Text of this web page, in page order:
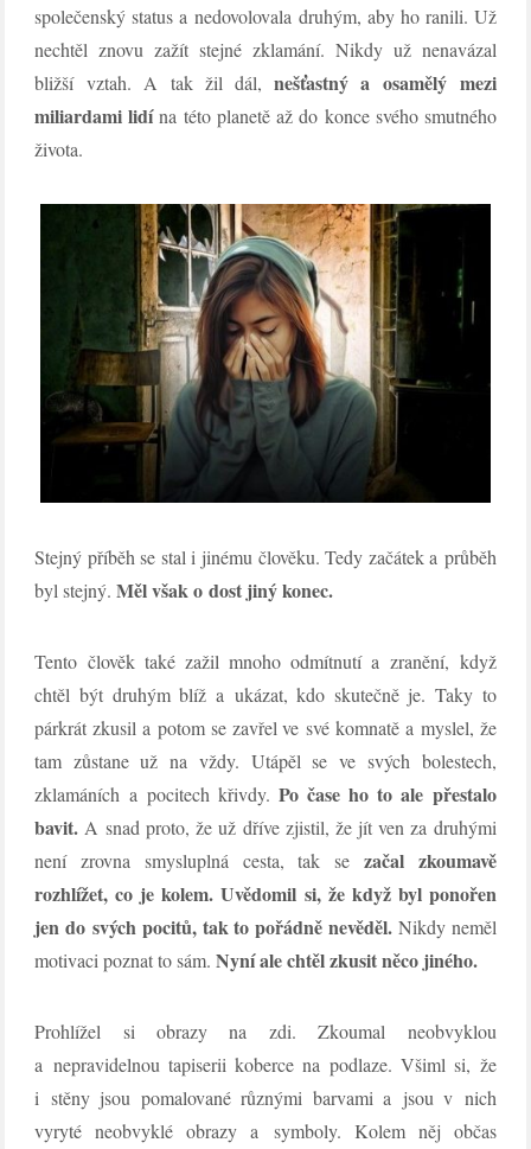
společenský status a nedovolovala druhým, aby ho ranili. Už
nechtěl znovu zažít stejné zklamání. Nikdy už nenavázal
bližší vztah. A tak žil dál,nešťastný a osamělý mezi
miliardami lidína této planetě až do konce svého smutného
života.
Stejný příběh se stal i jinému člověku. Tedy začátek a průběh
byl stejný.Měl však o dost jiný konec.
Tento člověk také zažil mnoho odmítnutí a zranění, když
chtěl být druhým blíž a ukázat, kdo skutečně je. Taky to
párkrát zkusil a potom se zavřel ve své komnatě a myslel, že
tam zůstane už na vždy. Utápěl se ve svých bolestech,
zklamáních a pocitech křivdy. Po čase ho to ale přestalo
bavit. A snad proto, že už dříve zjistil, že jít ven za druhými
není zrovna smysluplná cesta, tak se začal zkoumavě
rozhlížet, co je kolem. Uvědomil si, že když byl ponořen
jen do svých pocitů, tak to pořádně nevěděl.Nikdy neměl
motivaci poznat to sám.Nyní ale chtěl zkusit něco jiného.
Prohlížel si obrazy na zdi. Zkoumal neobvyklou
a nepravidelnou tapiserii koberce na podlaze. Všiml si, že
i stěny jsou pomalované různými barvami a jsou v nich
vyryté neobvyklé obrazy a symboly. Kolem něj občas